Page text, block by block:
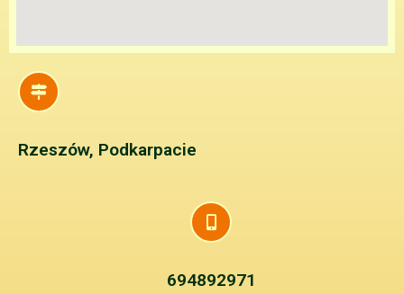
Rzeszów, Podkarpacie
694892971